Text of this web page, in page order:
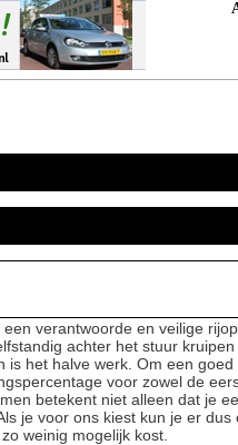
verantwoorde en veilige
achter het stuur
is het halve werk. Om een goed
voor zowel de
betekent niet alleen dat je
je voor ons kiest kun je er dus
weinig mogelijk kost.